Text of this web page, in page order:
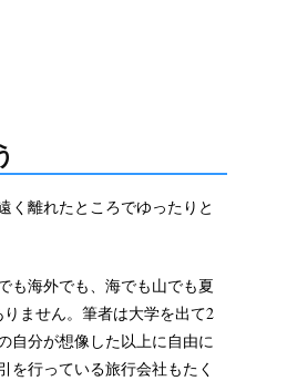
く離れたところでゆったりと
も海外でも、海でも山でも夏
ません。筆者は大学を出て2
自分が想像した以上に自由に
を行っている旅行会社もたく